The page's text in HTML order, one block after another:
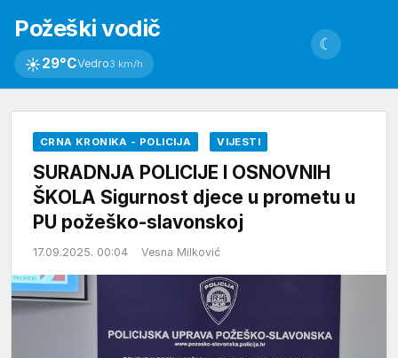
Požeški vodič
☀29°CVedro3 km/h
☾
CRNA KRONIKA - POLICIJA VIJESTI
SURADNJA POLICIJE I OSNOVNIH
ŠKOLA Sigurnost djece u prometu u
PU požeško-slavonskoj
17.09.2025. 00:04 Vesna Milković